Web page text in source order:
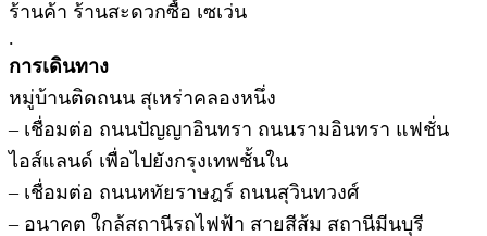
ร้านค้า ร้านสะดวกซื้อ เซเว่น
.
การเดินทาง
หมู่บ้านติดถนน สุเหร่าคลองหนึ่ง
– เชื่อมต่อ ถนนปัญญาอินทรา ถนนรามอินทรา แฟชั่น
ไอส์แลนด์ เพื่อไปยังกรุงเทพชั้นใน
– เชื่อมต่อ ถนนหทัยราษฎร์ ถนนสุวินทวงศ์
– อนาคต ใกล้สถานีรถไฟฟ้า สายสีส้ม สถานีมีนบุรี